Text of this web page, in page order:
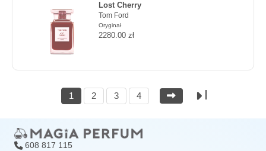
Lost Cherry
Tom Ford
Oryginał
2280.00 zł
1 2 3 4
608 817 115